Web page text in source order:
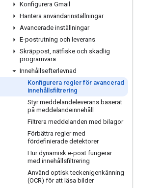
Konfigurera Gmail
Hantera användarinställningar
Avancerade inställningar
E-postrutning och leverans
Skräppost, nätfiske och skadlig
programvara
Innehållsefterlevnad
Konfigurera regler för avancerad
innehållsfiltrering
Styr meddelandeleverans baserat
på meddelandeinnehåll
Filtrera meddelanden med bilagor
Förbättra regler med
fördefinierade detektorer
Hur dynamisk e-post fungerar
med innehållsfiltrering
Använd optisk teckenigenkänning
(OCR) för att läsa bilder